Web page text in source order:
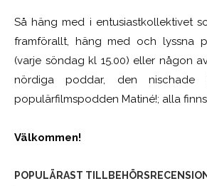
Så häng med i entusiastkollektivet
framförallt, häng med och lyssna
(varje söndag kl 15.00) eller någon
nördiga poddar, den nischade
populärfilmspodden Matiné!; alla
Välkommen!
POPULÄRAST